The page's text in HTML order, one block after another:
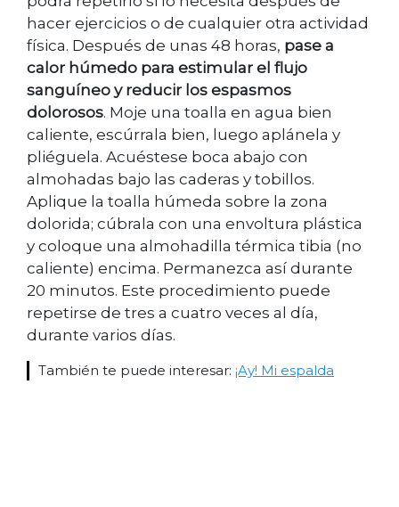
hacer ejercicios o de cualquier otra actividad
física. Después de unas 48 horas, pase a
calor húmedo para estimular el flujo
sanguíneo y reducir los espasmos
dolorosos. Moje una toalla en agua bien
caliente, escúrrala bien, luego aplánela y
pliéguela. Acuéstese boca abajo con
almohadas bajo las caderas y tobillos.
Aplique la toalla húmeda sobre la zona
dolorida; cúbrala con una envoltura plástica
y coloque una almohadilla térmica tibia (no
caliente) encima. Permanezca así durante
20 minutos. Este procedimiento puede
repetirse de tres a cuatro veces al día,
durante varios días.
También te puede interesar: ¡Ay! Mi espalda